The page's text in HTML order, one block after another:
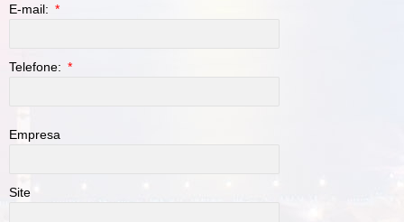
E-mail:
Telefone:
Empresa
Site